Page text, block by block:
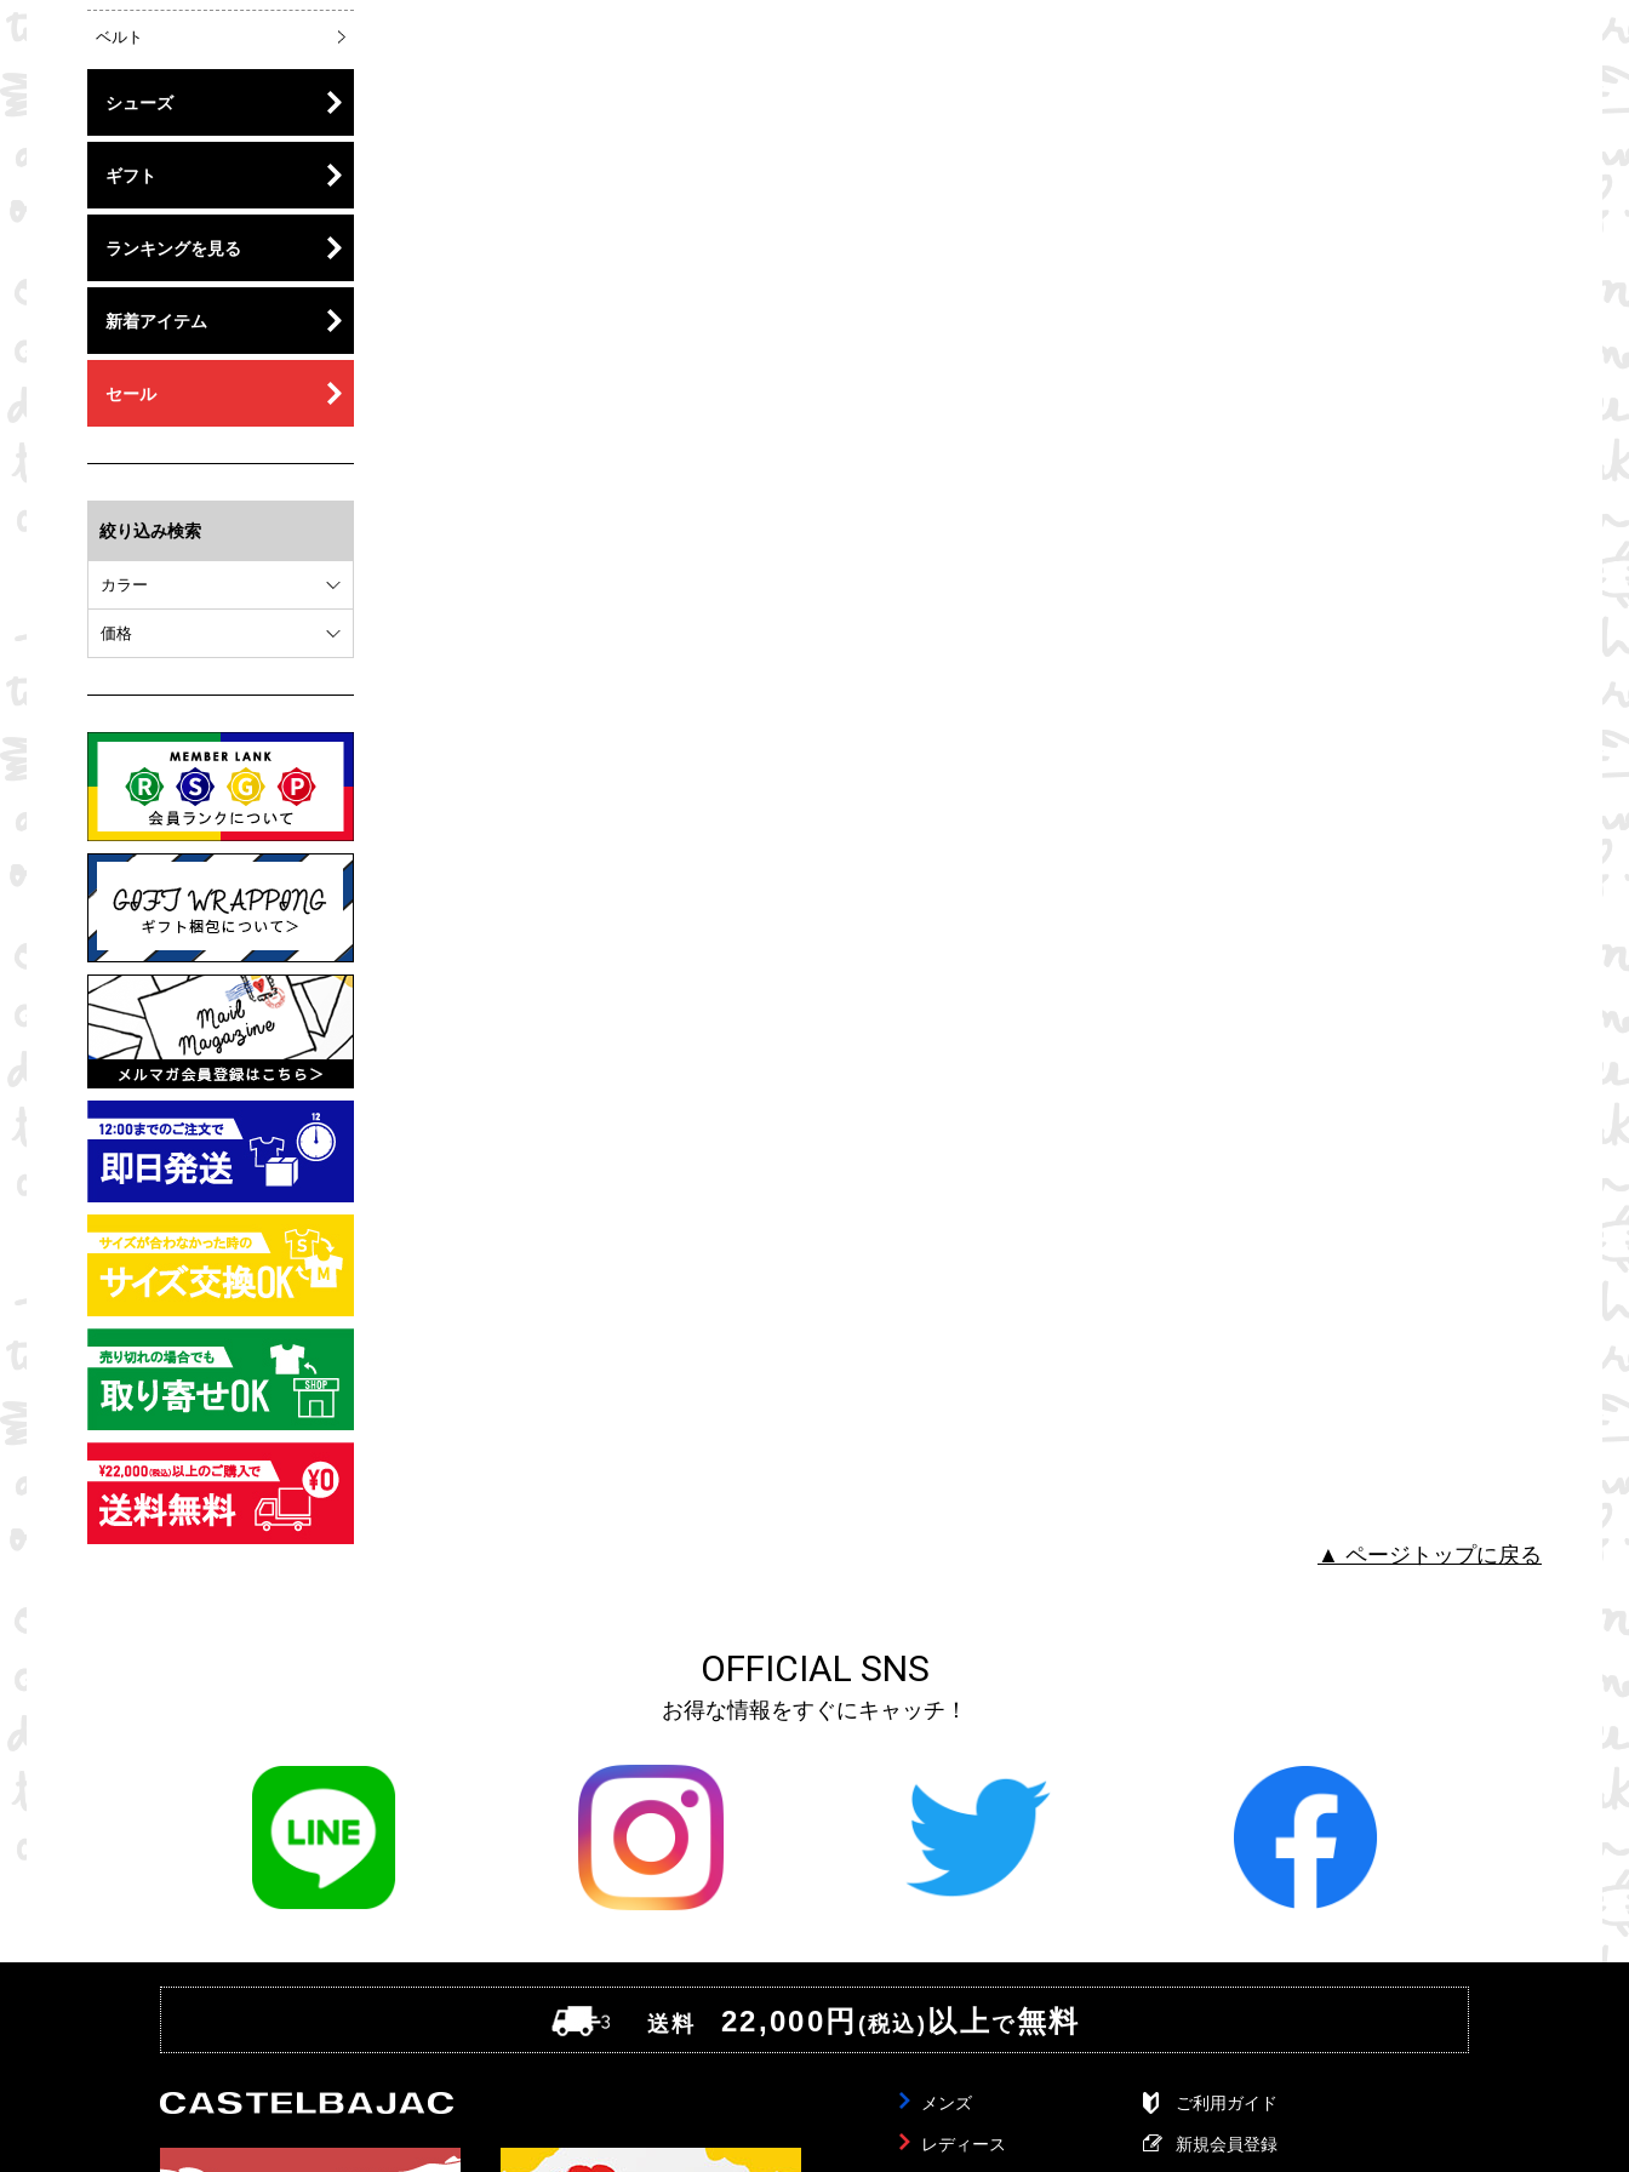
ベルト
シューズ
ギフト
ランキングを見る
新着アイテム
セール
絞り込み検索
カラー
ピンク
ブラック
ブルー
グリーン
イエロー
グレー
パープル
ベージュ
価格
20,001円 ～
▲ ページトップに戻る
OFFICIAL SNS
お得な情報をすぐにキャッチ！
送料 22,000円 (税込) 以上で無料
メンズ
レディース
ご利用ガイド
新規会員登録